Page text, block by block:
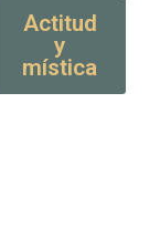
Actitud
y
mística